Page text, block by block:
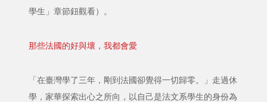
學生」章節鈕觀看）。
那些法國的好與壞，我都會愛
「在臺灣學了三年，剛到法國卻覺得一切歸零。」走過休
學，家華探索出心之所向，以自己是法文系學生的身份為